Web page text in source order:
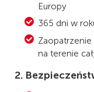
Europy
365 dni w
na terenie
2.